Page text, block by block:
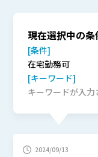
現在選択中の条
[条件]
在宅勤務可
[キーワード]
キーワードが入
2024/09/13